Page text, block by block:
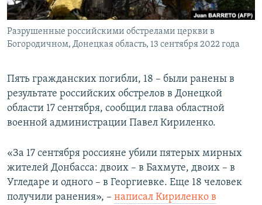
УКРАИНСКАЯ ПРОБЛЕМА КРЫМА
Все сайты RFE/RL
Разрушенные российскими обстрелами церкви в
Богородичном, Донецкая область, 13 сентября 2022 года
Пять гражданских погибли, 18 – были ранены в
результате российских обстрелов в Донецкой
области 17 сентября, сообщил глава областной
военной администрации Павел Кириленко.
«За 17 сентября россияне убили пятерых мирных
жителей Донбасса: двоих – в Бахмуте, двоих – в
Угледаре и одного – в Георгиевке. Еще 18 человек
получили ранения», – написал Кириленко в